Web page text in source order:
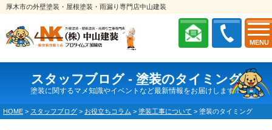
MENU
厚木市の外壁塗装・屋根塗装・雨漏り専門店中山建装
スタッフブログ - 塗装のタイミング
塗装に関するマメ知識やイベントなど最新情報をお届けします！
HOME > スタッフブログ > お役立ちコラム > 塗装工事について > 塗装のタイミング